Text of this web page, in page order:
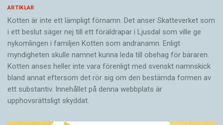
ARTIKLAR
Kotten är inte ett lämpligt förnamn. Det anser Skatte­verket som
i ett beslut säger nej till ett föräldra­par i Ljusdal som ville ge
nykomlingen i familjen Kotten som andranamn. Enligt
myndigheten skulle namnet kunna leda till obehag för bäraren.
Kotten anses heller inte vara förenligt med svenskt namnskick
bland annat eftersom det rör sig om den bestämda formen av
ett substantiv. Innehållet på denna webbplats är
upphovsrättsligt skyddat.